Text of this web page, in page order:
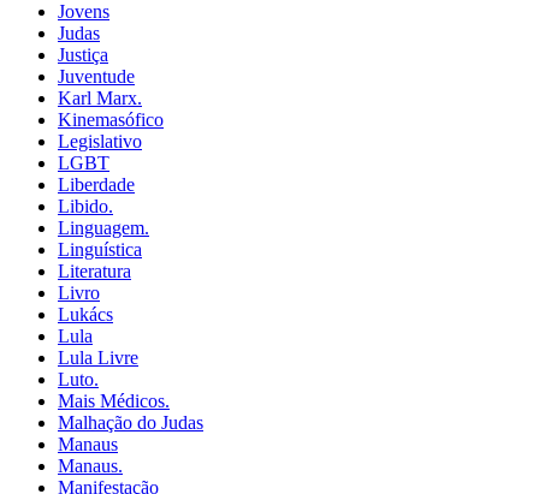
Jovens
Judas
Justiça
Juventude
Karl Marx.
Kinemasófico
Legislativo
LGBT
Liberdade
Libido.
Linguagem.
Linguística
Literatura
Livro
Lukács
Lula
Lula Livre
Luto.
Mais Médicos.
Malhação do Judas
Manaus
Manaus.
Manifestação